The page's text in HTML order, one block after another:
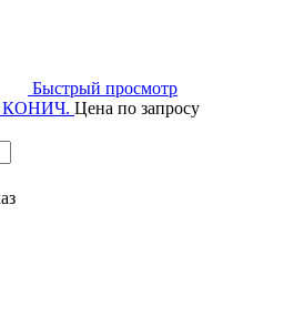
Быстрый просмотр
КОНИЧ. Цена по запросу